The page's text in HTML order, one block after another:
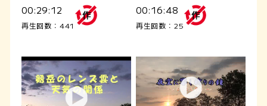
00:29:12
再生回数：441
00:16:48
再生回数：25